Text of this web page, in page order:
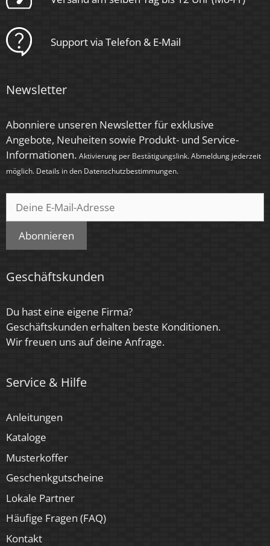
Schaltzyklen
Anlaufzeit
Zündzeit
< 0,5 Sek.
Chrom – poliert
Farbkonsistenz
< 6 SDCM
Energieeffizienzklasse
Herstellergarantie
4 Jahre
Luxvenum
Für Möbeleinbau geeignet
Ja
Support via Telefon & E-Mail
Newsletter
Abonniere unseren Newsletter für exklusive
Angebote, Neuheiten sowie Produkt- und Service-
Informationen. Aktivierung per Bestätigungslink. Abmeldung jederzeit
möglich. Details in den Datenschutzbestimmungen.
Abonnieren
Geschäftskunden
Du hast eine eigene Firma?
Geschäftskunden erhalten beste Konditionen.
Wir freuen uns auf deine Anfrage.
Service & Hilfe
Anleitungen
Kataloge
Musterkoffer
Geschenkgutscheine
Lokale Partner
Häufige Fragen (FAQ)
Kontakt